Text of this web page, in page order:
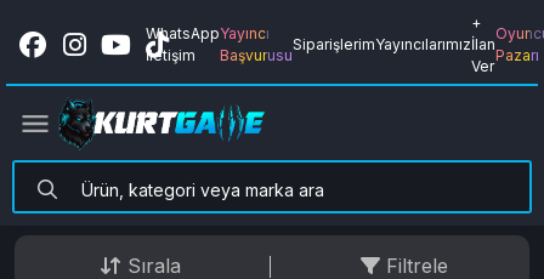
WhatsApp
İletişim
Yayıncı
Başvurusu
SiparişlerimYayıncılarımız
+
İlan
Ver
Pazarı
Sırala Filtrele